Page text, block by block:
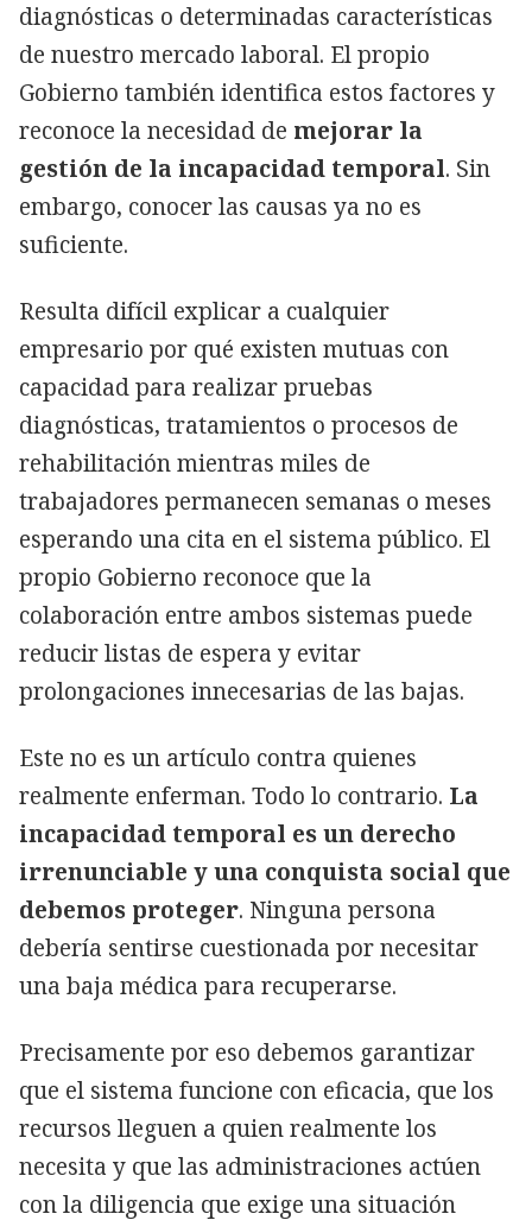
diagnósticas o determinadas características
de nuestro mercado laboral. El propio
Gobierno también identifica estos factores y
reconoce la necesidad de mejorar la
gestión de la incapacidad temporal. Sin
embargo, conocer las causas ya no es
suficiente.
Resulta difícil explicar a cualquier
empresario por qué existen mutuas con
capacidad para realizar pruebas
diagnósticas, tratamientos o procesos de
rehabilitación mientras miles de
trabajadores permanecen semanas o meses
esperando una cita en el sistema público. El
propio Gobierno reconoce que la
colaboración entre ambos sistemas puede
reducir listas de espera y evitar
prolongaciones innecesarias de las bajas.
Este no es un artículo contra quienes
realmente enferman. Todo lo contrario. La
incapacidad temporal es un derecho
irrenunciable y una conquista social que
debemos proteger. Ninguna persona
debería sentirse cuestionada por necesitar
una baja médica para recuperarse.
Precisamente por eso debemos garantizar
que el sistema funcione con eficacia, que los
recursos lleguen a quien realmente los
necesita y que las administraciones actúen
con la diligencia que exige una situación